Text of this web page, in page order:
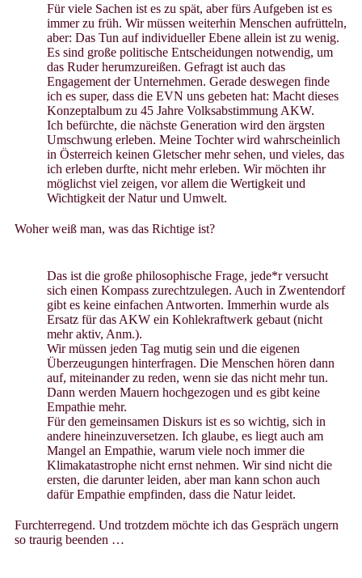
Für viele Sachen ist es zu spät, aber fürs Aufgeben ist es
immer zu früh. Wir müssen weiterhin Menschen aufrütteln,
aber: Das Tun auf individueller Ebene allein ist zu wenig.
Es sind große politische Entscheidungen notwendig, um
das Ruder herumzureißen. Gefragt ist auch das
Engagement der Unternehmen. Gerade deswegen finde
ich es super, dass die EVN uns gebeten hat: Macht dieses
Konzeptalbum zu 45 Jahre Volksabstimmung AKW.
Ich befürchte, die nächste Generation wird den ärgsten
Umschwung erleben. Meine Tochter wird wahrscheinlich
in Österreich keinen Gletscher mehr sehen, und vieles, das
ich erleben durfte, nicht mehr erleben. Wir möchten ihr
möglichst viel zeigen, vor allem die Wertigkeit und
Wichtigkeit der Natur und Umwelt.
Woher weiß man, was das Richtige ist?
Das ist die große philosophische Frage, jede*r versucht
sich einen Kompass zurechtzulegen. Auch in Zwentendorf
gibt es keine einfachen Antworten. Immerhin wurde als
Ersatz für das AKW ein Kohlekraftwerk gebaut (nicht
mehr aktiv, Anm.).
Wir müssen jeden Tag mutig sein und die eigenen
Überzeugungen hinterfragen. Die Menschen hören dann
auf, miteinander zu reden, wenn sie das nicht mehr tun.
Dann werden Mauern hochgezogen und es gibt keine
Empathie mehr.
Für den gemeinsamen Diskurs ist es so wichtig, sich in
andere hineinzuversetzen. Ich glaube, es liegt auch am
Mangel an Empathie, warum viele noch immer die
Klimakatastrophe nicht ernst nehmen. Wir sind nicht die
ersten, die darunter leiden, aber man kann schon auch
dafür Empathie empfinden, dass die Natur leidet.
Furchterregend. Und trotzdem möchte ich das Gespräch ungern
so traurig beenden …